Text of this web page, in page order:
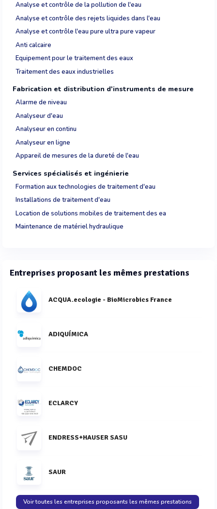
Analyse et contrôle de la pollution de l'eau
Analyse et contrôle des rejets liquides dans l'eau
Analyse et contrôle l'eau pure ultra pure vapeur
Anti calcaire
Equipement pour le traitement des eaux
Traitement des eaux industrielles
Fabrication et distribution d'instruments de mesure
Alarme de niveau
Analyseur d'eau
Analyseur en continu
Analyseur en ligne
Appareil de mesures de la dureté de l'eau
Services spécialisés et ingénierie
Formation aux technologies de traitement d'eau
Installations de traitement d'eau
Location de solutions mobiles de traitement des ea
Maintenance de matériel hydraulique
Entreprises proposant les mêmes prestations
ACQUA.ecologie - BioMicrobics France
ADIQUÍMICA
CHEMDOC
ECLARCY
ENDRESS+HAUSER SASU
SAUR
Voir toutes les entreprises proposants les mêmes prestations